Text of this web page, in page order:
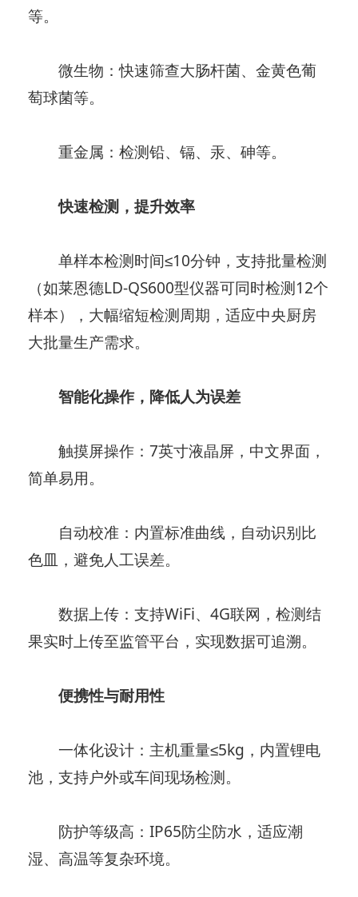
等。
微生物：快速筛查大肠杆菌、金黄色葡
萄球菌等。
重金属：检测铅、镉、汞、砷等。
快速检测，提升效率
单样本检测时间≤10分钟，支持批量检测
（如莱恩德LD-QS600型仪器可同时检测12个
样本），大幅缩短检测周期，适应中央厨房
大批量生产需求。
智能化操作，降低人为误差
触摸屏操作：7英寸液晶屏，中文界面，
简单易用。
自动校准：内置标准曲线，自动识别比
色皿，避免人工误差。
数据上传：支持WiFi、4G联网，检测结
果实时上传至监管平台，实现数据可追溯。
便携性与耐用性
一体化设计：主机重量≤5kg，内置锂电
池，支持户外或车间现场检测。
防护等级高：IP65防尘防水，适应潮
湿、高温等复杂环境。